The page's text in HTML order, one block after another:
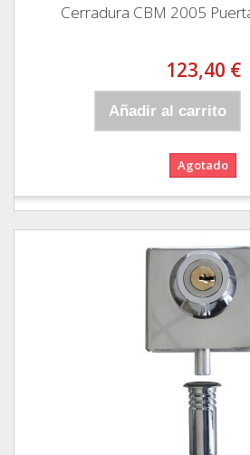
Cerradura CBM 2005 Puerta
123,40 €
Añadir al carrito
Agotado